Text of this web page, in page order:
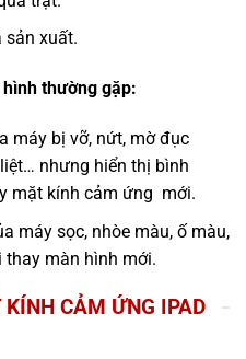
sản xuất.
thường gặp:
máy bị vỡ, nứt, mờ đục
nhưng hiển thị bình
mặt kính cảm ứng mới.
máy sọc, nhòe màu, ố màu,
màn hình mới.
CẢM ỨNG IPAD